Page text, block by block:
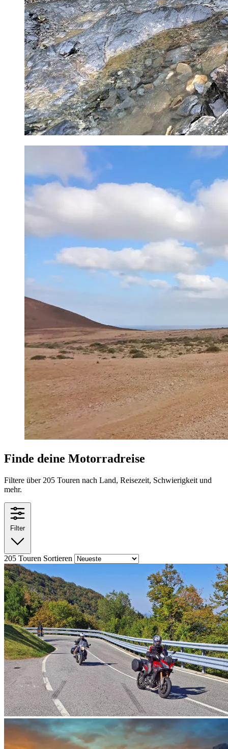
Finde deine Motorradreise
Filtere über 205 Touren nach Land, Reisezeit, Schwierigkeit und
mehr.
Filter
205 Touren Sortieren